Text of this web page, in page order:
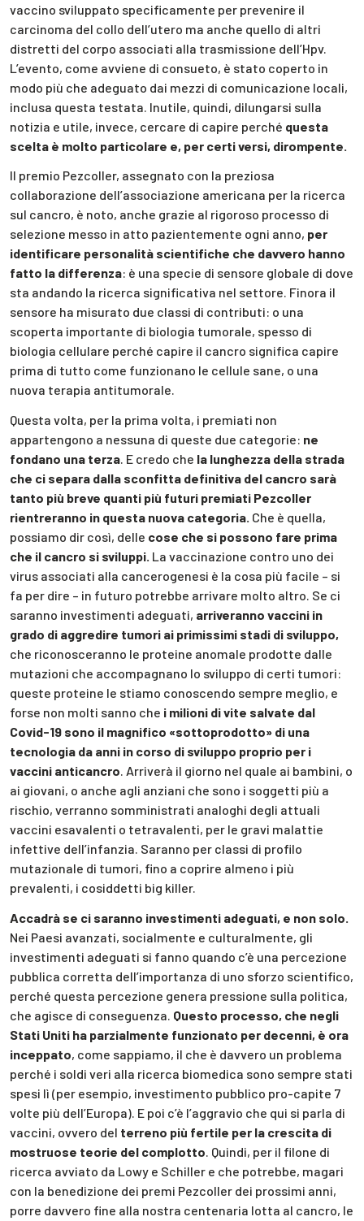
vaccino sviluppato specificamente per prevenire il
carcinoma del collo dell’utero ma anche quello di altri
distretti del corpo associati alla trasmissione dell’Hpv.
L’evento, come avviene di consueto, è stato coperto in
modo più che adeguato dai mezzi di comunicazione locali,
inclusa questa testata. Inutile, quindi, dilungarsi sulla
notizia e utile, invece, cercare di capire perché questa
scelta è molto particolare e, per certi versi, dirompente.
Il premio Pezcoller, assegnato con la preziosa
collaborazione dell’associazione americana per la ricerca
sul cancro, è noto, anche grazie al rigoroso processo di
selezione messo in atto pazientemente ogni anno, per
identificare personalità scientifiche che davvero hanno
fatto la differenza: è una specie di sensore globale di dove
sta andando la ricerca significativa nel settore. Finora il
sensore ha misurato due classi di contributi: o una
scoperta importante di biologia tumorale, spesso di
biologia cellulare perché capire il cancro significa capire
prima di tutto come funzionano le cellule sane, o una
nuova terapia antitumorale.
Questa volta, per la prima volta, i premiati non
appartengono a nessuna di queste due categorie: ne
fondano una terza. E credo che la lunghezza della strada
che ci separa dalla sconfitta definitiva del cancro sarà
tanto più breve quanti più futuri premiati Pezcoller
rientreranno in questa nuova categoria. Che è quella,
possiamo dir così, delle cose che si possono fare prima
che il cancro si sviluppi. La vaccinazione contro uno dei
virus associati alla cancerogenesi è la cosa più facile – si
fa per dire – in futuro potrebbe arrivare molto altro. Se ci
saranno investimenti adeguati, arriveranno vaccini in
grado di aggredire tumori ai primissimi stadi di sviluppo,
che riconosceranno le proteine anomale prodotte dalle
mutazioni che accompagnano lo sviluppo di certi tumori:
queste proteine le stiamo conoscendo sempre meglio, e
forse non molti sanno che i milioni di vite salvate dal
Covid-19 sono il magnifico «sottoprodotto» di una
tecnologia da anni in corso di sviluppo proprio per i
vaccini anticancro. Arriverà il giorno nel quale ai bambini, o
ai giovani, o anche agli anziani che sono i soggetti più a
rischio, verranno somministrati analoghi degli attuali
vaccini esavalenti o tetravalenti, per le gravi malattie
infettive dell’infanzia. Saranno per classi di profilo
mutazionale di tumori, fino a coprire almeno i più
prevalenti, i cosiddetti big killer.
Accadrà se ci saranno investimenti adeguati, e non solo.
Nei Paesi avanzati, socialmente e culturalmente, gli
investimenti adeguati si fanno quando c’è una percezione
pubblica corretta dell’importanza di uno sforzo scientifico,
perché questa percezione genera pressione sulla politica,
che agisce di conseguenza. Questo processo, che negli
Stati Uniti ha parzialmente funzionato per decenni, è ora
inceppato, come sappiamo, il che è davvero un problema
perché i soldi veri alla ricerca biomedica sono sempre stati
spesi lì (per esempio, investimento pubblico pro-capite 7
volte più dell’Europa). E poi c’è l’aggravio che qui si parla di
vaccini, ovvero del terreno più fertile per la crescita di
mostruose teorie del complotto. Quindi, per il filone di
ricerca avviato da Lowy e Schiller e che potrebbe, magari
con la benedizione dei premi Pezcoller dei prossimi anni,
porre davvero fine alla nostra centenaria lotta al cancro, le